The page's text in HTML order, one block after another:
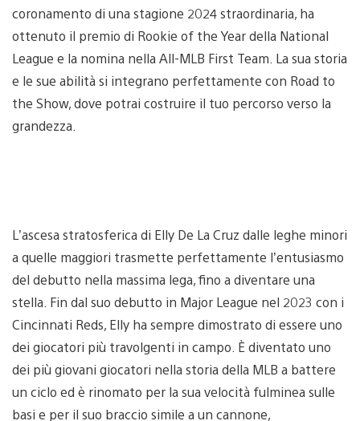
coronamento di una stagione 2024 straordinaria, ha
ottenuto il premio di Rookie of the Year della National
League e la nomina nella All-MLB First Team. La sua storia
e le sue abilità si integrano perfettamente con Road to
the Show, dove potrai costruire il tuo percorso verso la
grandezza.
L’ascesa stratosferica di Elly De La Cruz dalle leghe minori
a quelle maggiori trasmette perfettamente l’entusiasmo
del debutto nella massima lega, fino a diventare una
stella. Fin dal suo debutto in Major League nel 2023 con i
Cincinnati Reds, Elly ha sempre dimostrato di essere uno
dei giocatori più travolgenti in campo. È diventato uno
dei più giovani giocatori nella storia della MLB a battere
un ciclo ed è rinomato per la sua velocità fulminea sulle
basi e per il suo braccio simile a un cannone,